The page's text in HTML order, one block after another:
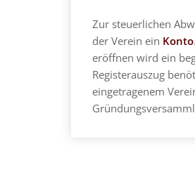
Zur steuerlichen
der Verein ein Konto
eröffnen wird ein
Registerauszug
eingetragenem